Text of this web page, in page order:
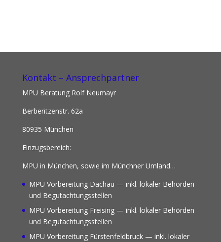
Kontakt – Ansprechpartner
MPU Beratung Rolf Neumayr
Berberitzenstr. 62a
80935 München
Einzugsbereich:
MPU in München, sowie im Münchner Umland…
MPU Vorbereitung Dachau — inkl. lokaler Behörden
und Begutachtungsstellen
MPU Vorbereitung Freising— inkl. lokaler Behörden
und Begutachtungsstellen
MPU Vorbereitung Fürstenfeldbruck— inkl. lokaler